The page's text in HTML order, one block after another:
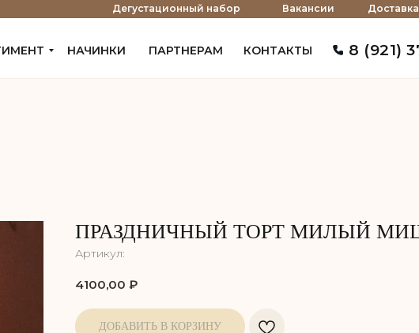
Вакансии
Дегустационный набор
8 (921)
КОНТАКТЫ
НАЧИНКИ ПАРТНЕРАМ
ПРАЗДНИЧНЫЙ ТОРТ МИЛЫЙ
Артикул:
4100,00 ₽
ДОБАВИТЬ В КОРЗИНУ